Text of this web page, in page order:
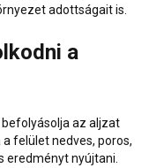
adottságait is.
a
az aljzat
felület nedves, poros,
eredményt nyújtani.